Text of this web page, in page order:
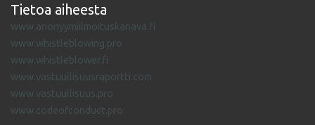
Tietoa aiheesta
www.anonyymiilmoituskanava.fi
www.whistleblowing.pro
www.whistleblower.fi
www.vastuullisuusraportti.com
www.vastuullisuus.pro
www.codeofconduct.pro